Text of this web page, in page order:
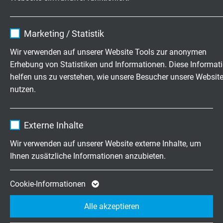
Laufzeit 1 Jahr
Marketing / Statistik
Wir verwenden auf unserer Website Tools zur anonymen
Erhebung von Statistiken und Informationen. Diese
helfen uns zu verstehen, wie unsere Besucher unsere Website
nutzen.
Laufzeit 2 Jahre
Zweck
Cookie von Google für Website-Analysen.
Erzeugt statistische Daten darüber, wie der
Besucher die Website nutzt.
Externe Inhalte
Wir verwenden auf unserer Website externe Inhalte, um
Ihnen zusätzliche Informationen anzubieten.
Cookie-Informationen
Alle akzeptieren
600 V (0,5 mm²)
Thermospannung
gemäß IEC 60584 - (o,5 mm²)
frei beweglich: 12 x d
Ölbeständigkeit nach Werksnorm